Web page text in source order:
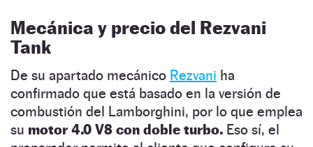
Mecánica y precio del Rezvani
Tank
De su apartado mecánico Rezvani ha
confirmado que está basado en la versión de
combustión del Lamborghini, por lo que emplea
su motor 4.0 V8 con doble turbo. Eso sí, el